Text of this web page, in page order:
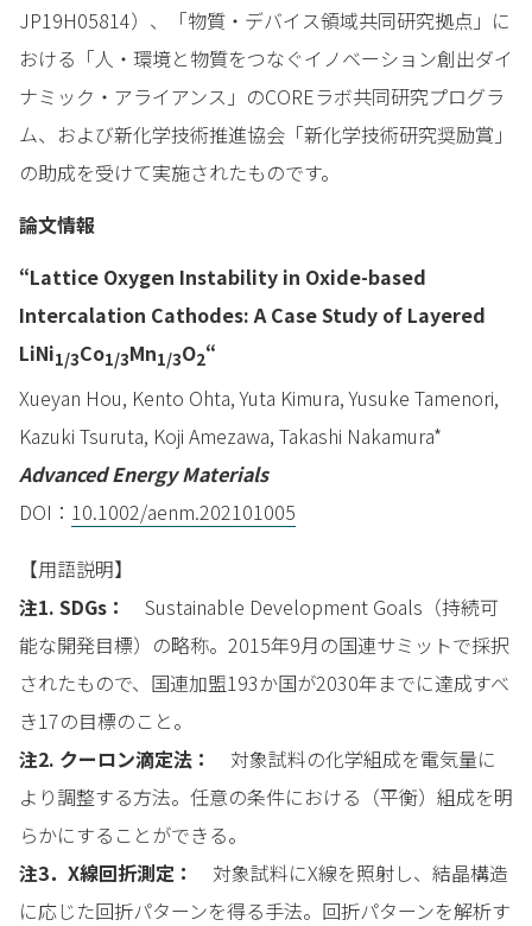
JP19H05814）、「物質・デバイス領域共同研究拠点」に
おける「人・環境と物質をつなぐイノベーション創出ダイ
ナミック・アライアンス」のCOREラボ共同研究プログラ
ム、および新化学技術推進協会「新化学技術研究奨励賞」
の助成を受けて実施されたものです。
論文情報
“Lattice Oxygen Instability in Oxide-based
Intercalation Cathodes: A Case Study of Layered
LiNi1/3Co1/3Mn1/3O2“
Xueyan Hou, Kento Ohta, Yuta Kimura, Yusuke Tamenori,
Kazuki Tsuruta, Koji Amezawa, Takashi Nakamura*
Advanced Energy Materials
DOI： 10.1002/aenm.202101005
【用語説明】
注1. SDGs：
Sustainable Development Goals（持続可
能な開発目標）の略称。2015年9月の国連サミットで採択
されたもので、国連加盟193か国が2030年までに達成すべ
き17の目標のこと。
注2. クーロン滴定法：
対象試料の化学組成を電気量に
より調整する方法。任意の条件における（平衡）組成を明
らかにすることができる。
注3．X線回折測定：
対象試料にX線を照射し、結晶構造
に応じた回折パターンを得る手法。回折パターンを解析す